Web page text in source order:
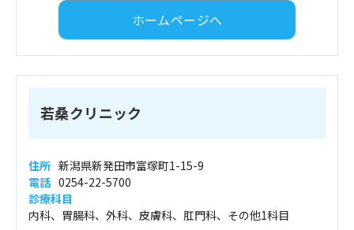
ホームページへ
若桑クリニック
住所 新潟県新発田市富塚町1-15-9
電話 0254-22-5700
診療科目
内科、胃腸科、外科、皮膚科、肛門科、その他1科目